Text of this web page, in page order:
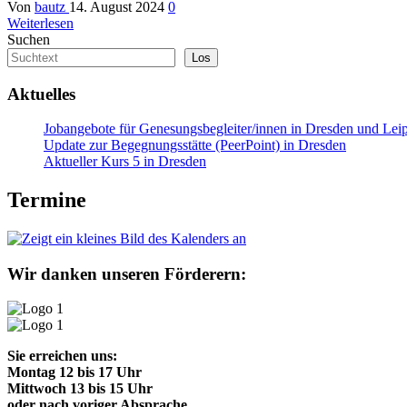
Von bautz 14. August 2024 0
Weiterlesen
Suchen
Los
Aktuelles
Jobangebote für Genesungsbegleiter/innen in Dresden und
Update zur Begegnungsstätte (PeerPoint) in Dresden
Aktueller Kurs 5 in Dresden
Termine
Wir danken unseren Förderern:
Sie erreichen uns:
Montag 12 bis 17 Uhr
Mittwoch 13 bis 15 Uhr